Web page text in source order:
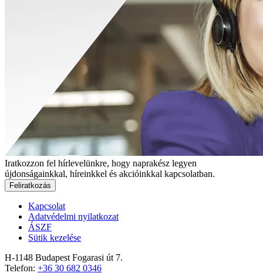
Iratkozzon fel hírlevelünkre, hogy naprakész legyen
újdonságainkkal, híreinkkel és akcióinkkal kapcsolatban.
Feliratkozás
Kapcsolat
Adatvédelmi nyilatkozat
ÁSZF
Sütik kezelése
H-1148 Budapest Fogarasi út 7.
Telefon: +36 30 682 0346